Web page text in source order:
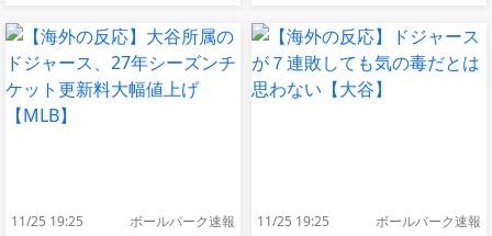
11/25 19:25 ボールパーク速報 11/25 19:25 ボールパーク速報